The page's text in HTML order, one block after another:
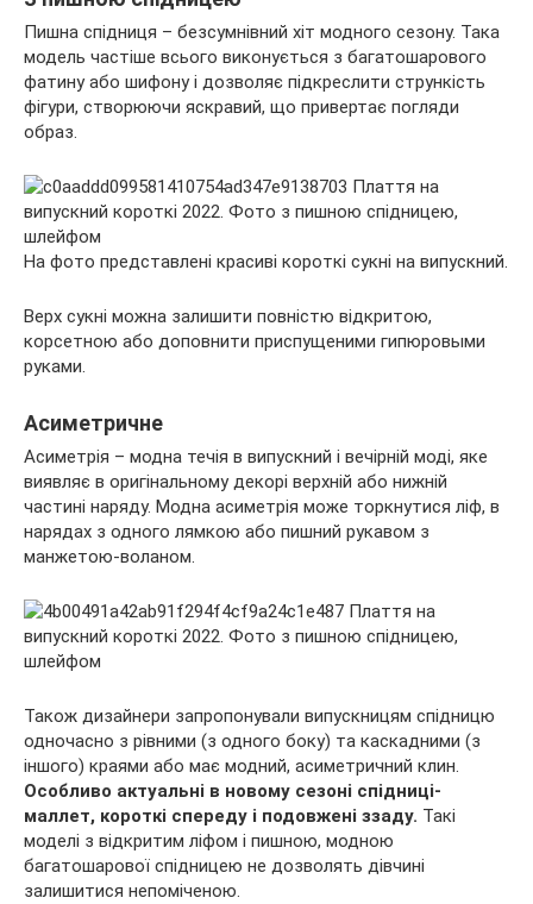
Пишна спідниця – безсумнівний хіт модного сезону. Така
модель частіше всього виконується з багатошарового
фатину або шифону і дозволяє підкреслити стрункість
фігури, створюючи яскравий, що привертає погляди
образ.
На фото представлені красиві короткі сукні на випускний.
Верх сукні можна залишити повністю відкритою,
корсетною або доповнити приспущеними гипюровыми
руками.
Асиметричне
Асиметрія – модна течія в випускний і вечірній моді, яке
виявляє в оригінальному декорі верхній або нижній
частині наряду. Модна асиметрія може торкнутися ліф, в
нарядах з одного лямкою або пишний рукавом з
манжетою-воланом.
Також дизайнери запропонували випускницям спідницю
одночасно з рівними (з одного боку) та каскадними (з
іншого) краями або має модний, асиметричний клин.
Особливо актуальні в новому сезоні спідниці-
маллет, короткі спереду і подовжені ззаду. Такі
моделі з відкритим ліфом і пишною, модною
багатошарової спідницею не дозволять дівчині
залишитися непоміченою.